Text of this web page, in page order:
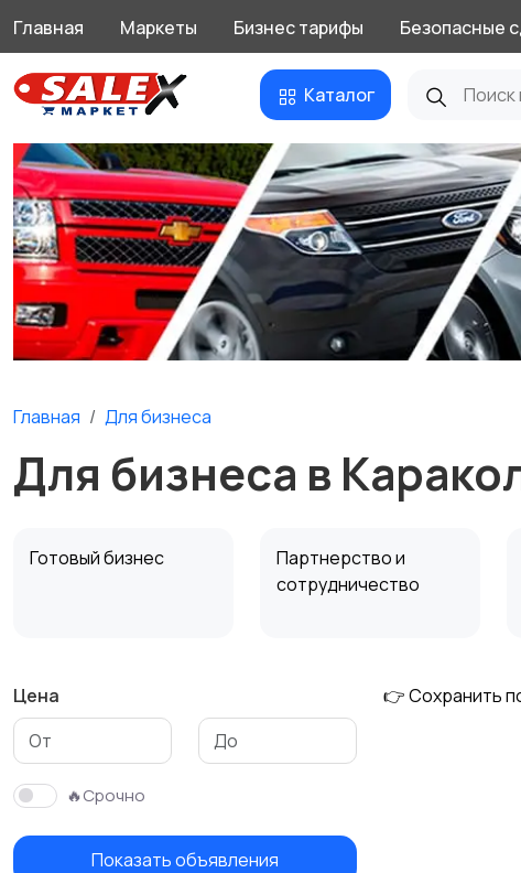
Главная Маркеты Бизнес тарифы Безопасные
Каталог
Главная Для бизнеса
Для бизнеса в
Готовый бизнес
Партнерство и
сотрудничество
Цена
🔥Срочно
Показать объявления
👉 Сохранить